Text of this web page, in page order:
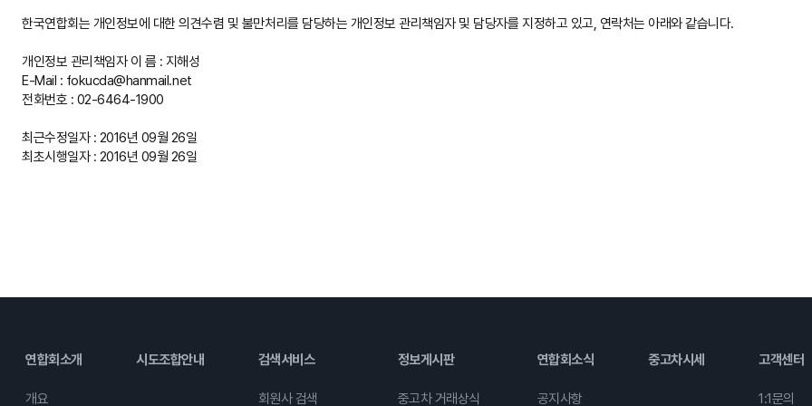
한국연합회는 개인정보에 대한 의견수렴 및 불만처리를 담당하는 개인정보 관리책임자 및 담당자를 지정하고 있고, 연락처는 아래와 같습니다.
개인정보 관리책임자 이 름 : 지해성
E-Mail : fokucda@hanmail.net
전화번호 : 02-6464-1900
최근수정일자 : 2016년 09월 26일
최초시행일자 : 2016년 09월 26일
연합회소개
개요
시도조합안내 검색서비스
회원사 검색
정보게시판
중고차 거래상식
연합회소식
공지사항
중고차시세 고객센터
1:1문의